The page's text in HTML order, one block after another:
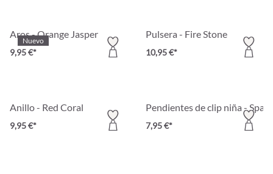
Nuevo
Aros - Orange Jasper
9,95 €*
Pulsera - Fire Stone
10,95 €*
Anillo - Red Coral
9,95 €*
Pendientes de clip niña -
7,95 €*